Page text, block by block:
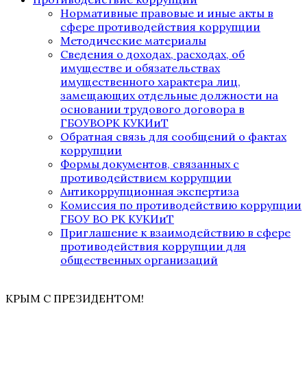
Нормативные правовые и иные акты в
сфере противодействия коррупции
Методические материалы
Сведения о доходах, расходах, об
имуществе и обязательствах
имущественного характера лиц,
замещающих отдельные должности на
основании трудового договора в
ГБОУВОРК КУКИиТ
Обратная связь для сообщений о фактах
коррупции
Формы документов, связанных с
противодействием коррупции
Антикоррупционная экспертиза
Комиссия по противодействию коррупции
ГБОУ ВО РК КУКИиТ
Приглашение к взаимодействию в сфере
противодействия коррупции для
общественных организаций
КРЫМ С ПРЕЗИДЕНТОМ!